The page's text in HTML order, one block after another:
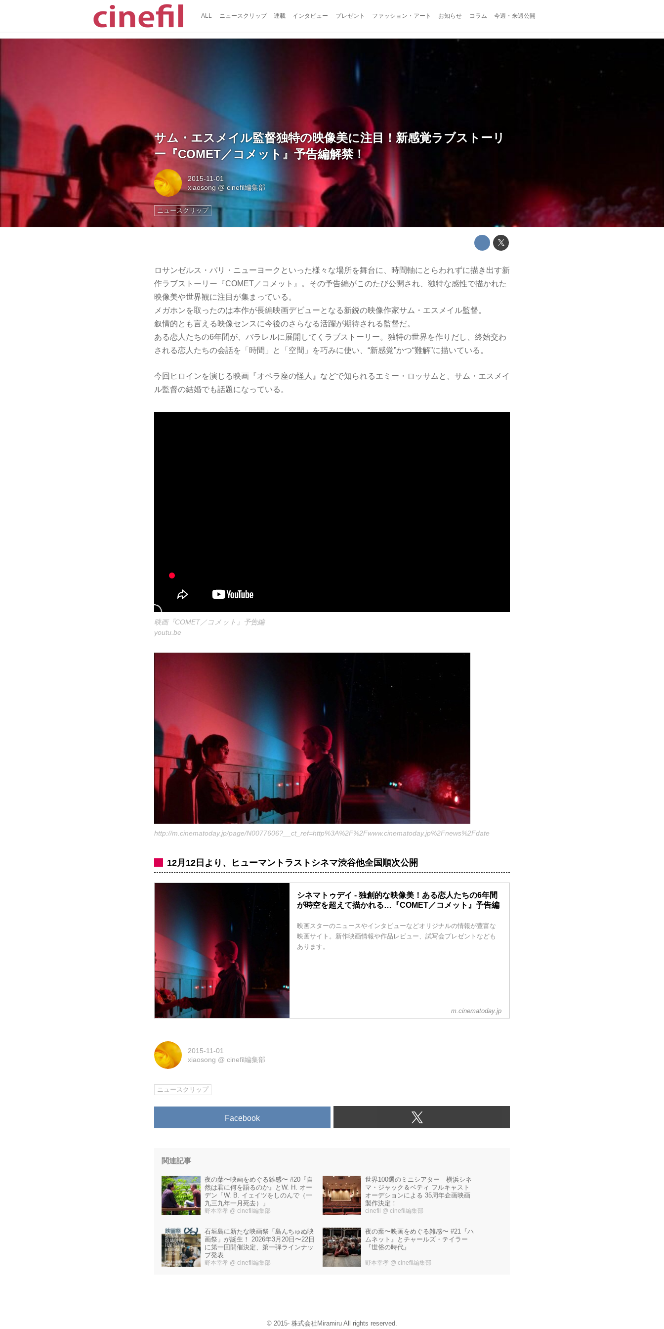
ALL ニュースクリップ 連載 インタビュー プレゼント ファッション・アート お知らせ コラム 今週・来週公開
サム・エスメイル監督独特の映像美に注目！新感覚ラブストーリ
ー『COMET／コメット』予告編解禁！
2015-11-01
xiaosong @cinefil編集部
ニュースクリップ
ロサンゼルス・パリ・ニューヨークといった様々な場所を舞台に、時間軸にとらわれずに描き出す新
作ラブストーリー『COMET／コメット』。その予告編がこのたび公開され、独特な感性で描かれた
映像美や世界観に注目が集まっている。
メガホンを取ったのは本作が長編映画デビューとなる新鋭の映像作家サム・エスメイル監督。
叙情的とも言える映像センスに今後のさらなる活躍が期待される監督だ。
ある恋人たちの6年間が、パラレルに展開してくラブストーリー。­独特の世界を作りだし、終始交わ
される恋人­たちの会話を「時間」と「空間」を巧みに使い、“新感覚”かつ“難解”に描いている。
今回ヒロインを演じる映画『オペラ座の怪人』などで知られるエミー・ロッサムと、サム・エスメイ
ル監督の結婚でも話題になっている。
映画『COMET／コメット』予告編
youtu.be
http://m.cinematoday.jp/page/N0077606?__ct_ref=http%3A%2F%2Fwww.cinematoday.jp%2Fnews%2Fdate
12月12日より、ヒューマントラストシネマ渋谷他全国順次公開
シネマトゥデイ - 独創的な映像美！ある恋人たちの6年間
が時空を超えて描かれる…『COMET／コメット』予告編
映画スターのニュースやインタビューなどオリジナルの情報が豊富な
映画サイト。新作映画情報や作品レビュー、試写会プレゼントなども
あります。
m.cinematoday.jp
2015-11-01
xiaosong @cinefil編集部
ニュースクリップ
Facebook
関連記事
夜の葉〜映画をめぐる雑感〜 #20『自
然は君に何を語るのか』とW. H. オー
デン「W. B. イェイツをしのんで（一
九三九年一月死去）」
野本幸孝 @ cinefil編集部
世界100選のミニシアター 横浜シネ
マ・ジャック＆ベティ フルキャスト
オーデションによる 35周年企画映画
製作決定！
cinefil @ cinefil編集部
石垣島に新たな映画祭「島んちゅぬ映
画祭」が誕生！ 2026年3月20日〜22日
に第一回開催決定、第一弾ラインナッ
プ発表
野本幸孝 @ cinefil編集部
夜の葉〜映画をめぐる雑感〜 #21『ハ
ムネット』とチャールズ・テイラー
『世俗の時代』
野本幸孝 @ cinefil編集部
© 2015- 株式会社Miramiru All rights reserved.